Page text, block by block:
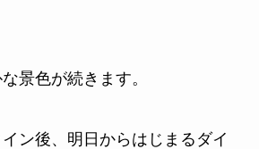
景色が続きます。
ン後、明日からはじまるダイ